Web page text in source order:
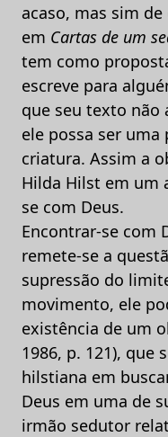
acaso, mas sim
em Cartas de um
tem como
escreve para
que seu texto não
ele possa ser
criatura. Assim a
Hilda Hilst em um
se com Deus.
Encontrar-se com
remete-se a
supressão do
movimento, ele
existência de um
1986, p. 121), que
hilstiana em
Deus em uma de
irmão sedutor